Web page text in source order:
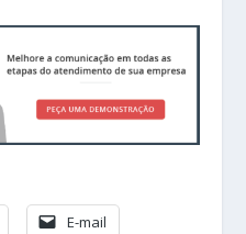
E-mail